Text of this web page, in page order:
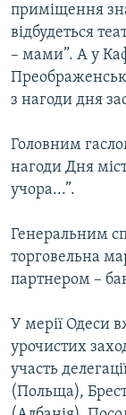
приміщення
відбудеться
– мами”. А у
з нагоди дня
Головним
нагоди Дня
учора...”.
Генеральним
торговельна
партнером –
У мерії Одеси
урочистих
участь
(Польща),